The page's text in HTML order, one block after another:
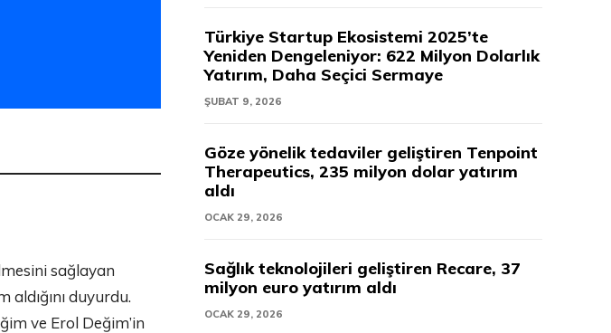
sağlayan
duyurdu.
ve Erol Değim’in
Türkiye Startup Ekosistemi 2025’te
Yeniden Dengeleniyor: 622 Milyon Dolarlık
Yatırım, Daha Seçici Sermaye
ŞUBAT 9, 2026
Göze yönelik tedaviler geliştiren Tenpoint
Therapeutics, 235 milyon dolar yatırım
aldı
OCAK 29, 2026
Sağlık teknolojileri geliştiren Recare, 37
milyon euro yatırım aldı
OCAK 29, 2026